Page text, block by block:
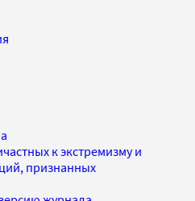
к экстремизму и
признанных